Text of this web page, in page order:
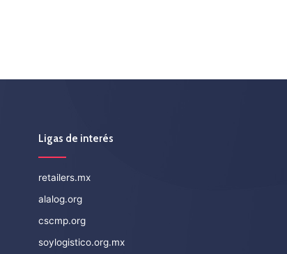
Ligas de interés
retailers.mx
alalog.org
cscmp.org
soylogistico.org.mx